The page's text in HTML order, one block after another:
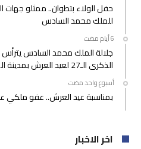
حفل الولاء بتطوان.. ممثلو جهات
للملك محمد السادس
جلالة الملك محمد السادس
الذكرى الـ27 لعيد العرش بمدينة المضيق
‫‫‫‏‫أسبوع واحد مضت‬
بمناسبة عيد العرش.. عفو ملكي على 1788
اخر الاخبار